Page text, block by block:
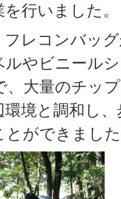
行いました。
レコンバッ
やビニール
、大量のチッ
環境と調和し
とができまし